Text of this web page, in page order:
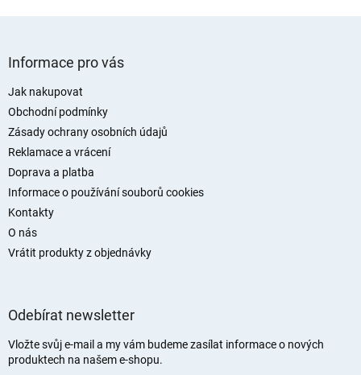
Informace pro vás
Jak nakupovat
Obchodní podmínky
Zásady ochrany osobních údajů
Reklamace a vrácení
Doprava a platba
Informace o používání souborů cookies
Kontakty
O nás
Vrátit produkty z objednávky
Odebírat newsletter
Vložte svůj e-mail a my vám budeme zasílat informace o nových
produktech na našem e-shopu.